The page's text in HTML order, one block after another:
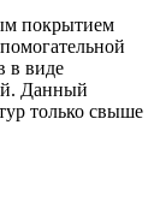
покрытием
в виде
Данный
только свыше